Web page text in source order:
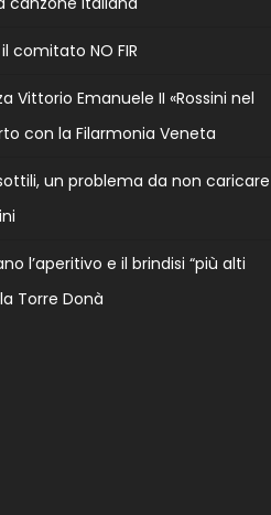
comitato NO FIR
Vittorio Emanuele II «Rossini nel
con la Filarmonia Veneta
un problema da non caricare
l’aperitivo e il brindisi “più alti
Torre Donà